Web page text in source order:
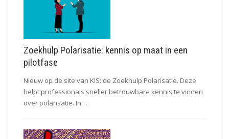
Zoekhulp Polarisatie: kennis op maat in een
pilotfase
Nieuw op de site van KIS: de Zoekhulp Polarisatie. Deze
helpt professionals sneller betrouwbare kennis te vinden
over polarisatie. In…